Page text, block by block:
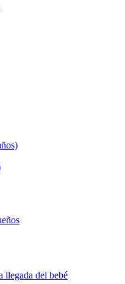
llegada del bebé